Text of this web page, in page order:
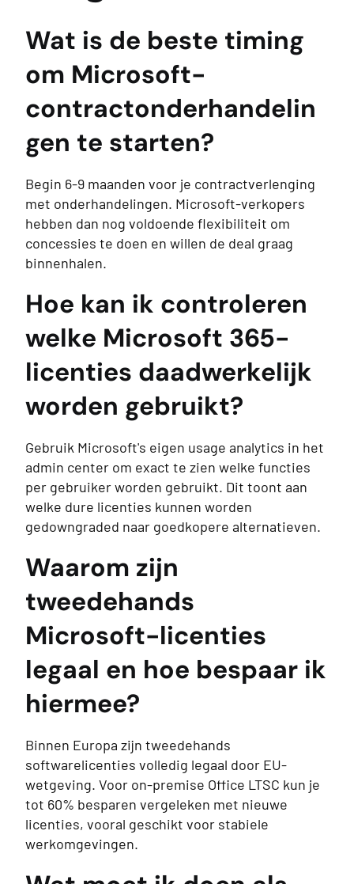
Wat is de beste timing
om Microsoft-
contractonderhandelin
gen te starten?
Begin 6-9 maanden voor je contractverlenging
met onderhandelingen. Microsoft-verkopers
hebben dan nog voldoende flexibiliteit om
concessies te doen en willen de deal graag
binnenhalen.
Hoe kan ik controleren
welke Microsoft 365-
licenties daadwerkelijk
worden gebruikt?
Gebruik Microsoft's eigen usage analytics in het
admin center om exact te zien welke functies
per gebruiker worden gebruikt. Dit toont aan
welke dure licenties kunnen worden
gedowngraded naar goedkopere alternatieven.
Waarom zijn
tweedehands
Microsoft-licenties
legaal en hoe bespaar ik
hiermee?
Binnen Europa zijn tweedehands
softwarelicenties volledig legaal door EU-
wetgeving. Voor on-premise Office LTSC kun je
tot 60% besparen vergeleken met nieuwe
licenties, vooral geschikt voor stabiele
werkomgevingen.